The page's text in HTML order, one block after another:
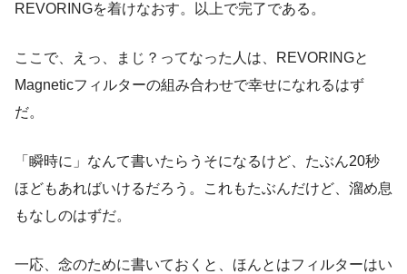
REVORINGを着けなおす。以上で完了である。
ここで、えっ、まじ？ってなった人は、REVORINGと
Magneticフィルターの組み合わせで幸せになれるはず
だ。
「瞬時に」なんて書いたらうそになるけど、たぶん20秒
ほどもあればいけるだろう。これもたぶんだけど、溜め息
もなしのはずだ。
一応、念のために書いておくと、ほんとはフィルターはい